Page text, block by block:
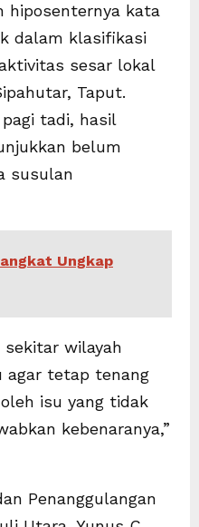
hiposenternya kata
dalam klasifikasi
sesar lokal
Taput.
pagi tadi, hasil
belum
susulan
Ungkap
sekitar wilayah
agar tetap tenang
isu yang tidak
kebenaranya,”
Penanggulangan